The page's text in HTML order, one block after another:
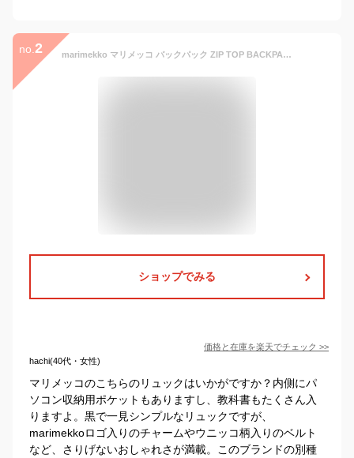
no. 2 marimekko マリメッコ バックパック ZIP TOP BACKPACK SOLID ジップ トップ ソリッド 093325 レディース バッグ リュック ナイロン 鞄 009
ショップでみる
価格と在庫を楽天でチェック >>
hachi(40代・女性)
マリメッコのこちらのリュックはいかがですか？内側にパ
ソコン収納用ポケットもありますし、教科書もたくさん入
りますよ。黒で一見シンプルなリュックですが、
marimekkoロゴ入りのチャームやウニッコ柄入りのベルト
など、さりげないおしゃれさが満載。このブランドの別種